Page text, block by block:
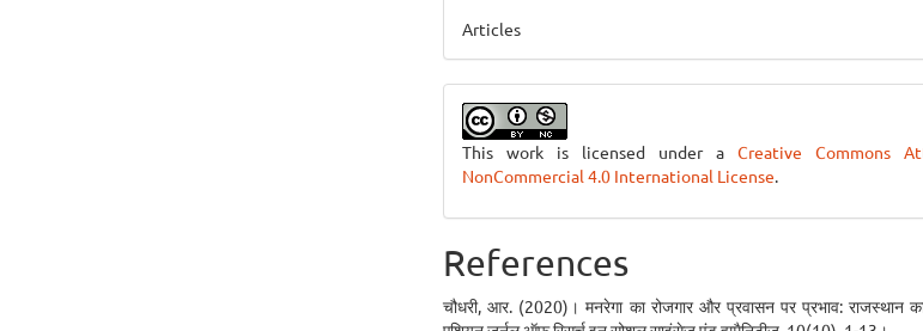
Articles
This work is licensed under aCreative Commons
NonCommercial 4.0 International License.
References
चौधरी, आर. (2020)। मनरेगा का रोजगार और प्रवासन पर प्रभाव: राजस्थान